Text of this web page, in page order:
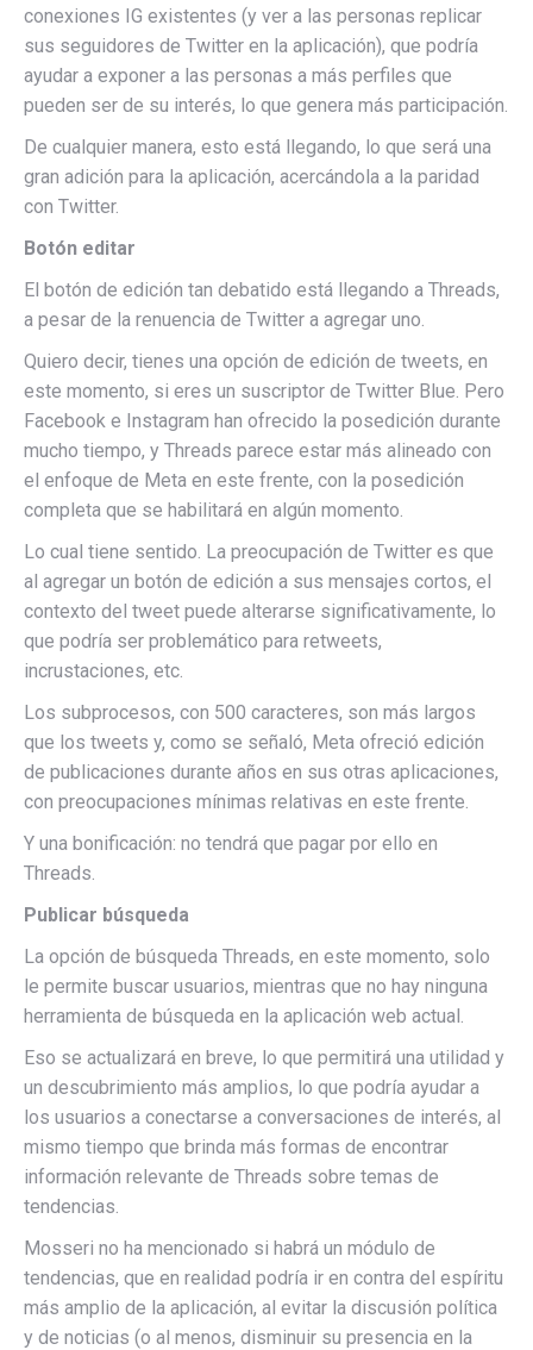
conexiones IG existentes (y ver a las personas replicar
sus seguidores de Twitter en la aplicación), que podría
ayudar a exponer a las personas a más perfiles que
pueden ser de su interés, lo que genera más participación.
De cualquier manera, esto está llegando, lo que será una
gran adición para la aplicación, acercándola a la paridad
con Twitter.
Botón editar
El botón de edición tan debatido está llegando a Threads,
a pesar de la renuencia de Twitter a agregar uno.
Quiero decir, tienes una opción de edición de tweets, en
este momento, si eres un suscriptor de Twitter Blue. Pero
Facebook e Instagram han ofrecido la posedición durante
mucho tiempo, y Threads parece estar más alineado con
el enfoque de Meta en este frente, con la posedición
completa que se habilitará en algún momento.
Lo cual tiene sentido. La preocupación de Twitter es que
al agregar un botón de edición a sus mensajes cortos, el
contexto del tweet puede alterarse significativamente, lo
que podría ser problemático para retweets,
incrustaciones, etc.
Los subprocesos, con 500 caracteres, son más largos
que los tweets y, como se señaló, Meta ofreció edición
de publicaciones durante años en sus otras aplicaciones,
con preocupaciones mínimas relativas en este frente.
Y una bonificación: no tendrá que pagar por ello en
Threads.
Publicar búsqueda
La opción de búsqueda Threads, en este momento, solo
le permite buscar usuarios, mientras que no hay ninguna
herramienta de búsqueda en la aplicación web actual.
Eso se actualizará en breve, lo que permitirá una utilidad y
un descubrimiento más amplios, lo que podría ayudar a
los usuarios a conectarse a conversaciones de interés, al
mismo tiempo que brinda más formas de encontrar
información relevante de Threads sobre temas de
tendencias.
Mosseri no ha mencionado si habrá un módulo de
tendencias, que en realidad podría ir en contra del espíritu
más amplio de la aplicación, al evitar la discusión política
y de noticias (o al menos, disminuir su presencia en la